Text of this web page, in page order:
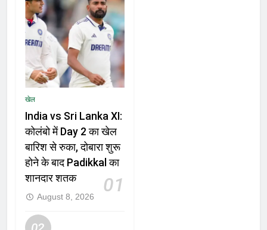
खेल
India vs Sri Lanka XI:
कोलंबो में Day 2 का खेल
बारिश से रुका, दोबारा शुरू
होने के बाद Padikkal का
शानदार शतक
01
August 8, 2026